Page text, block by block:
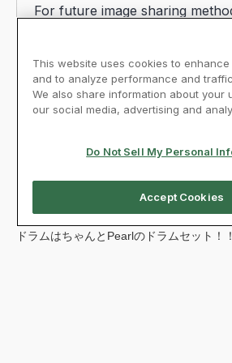
ドラムはちゃんとPearlのドラムセット！！